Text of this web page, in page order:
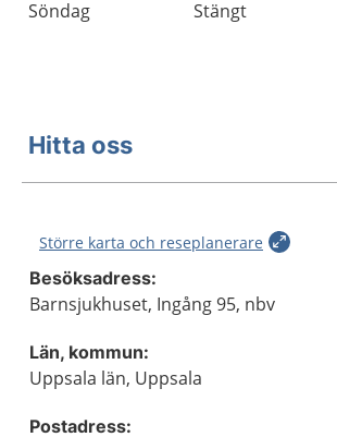
Söndag Stängt
Hitta oss
Större karta och reseplanerare
Besöksadress:
Barnsjukhuset, Ingång 95, nbv
Län, kommun:
Uppsala län, Uppsala
Postadress: